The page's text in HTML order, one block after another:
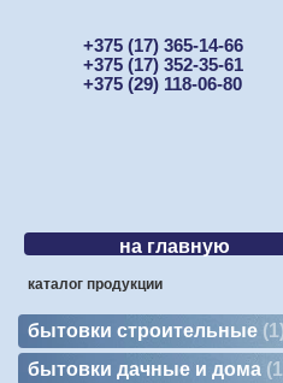
+375 (17) 365-14-66
+375 (17) 352-35-61
+375 (29) 118-06-80
на главную
каталог продукции
бытовки строительные 1
бытовки дачные и дома 1